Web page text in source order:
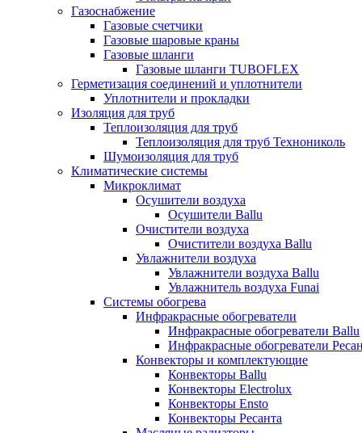
Газоснабжение
Газовые счетчики
Газовые шаровые краны
Газовые шланги
Газовые шланги TUBOFLEX
Герметизация соединений и уплотнители
Уплотнители и прокладки
Изоляция для труб
Теплоизоляция для труб
Теплоизоляция для труб Технониколь
Шумоизоляция для труб
Климатические системы
Микроклимат
Осушители воздуха
Осушители Ballu
Очистители воздуха
Очистители воздуха Ballu
Увлажнители воздуха
Увлажнители воздуха Ballu
Увлажнитель воздуха Funai
Системы обогрева
Инфракрасные обогреватели
Инфракрасные обогреватели Ballu
Инфракрасные обогреватели
Конвекторы и комплектующие
Конвекторы Ballu
Конвекторы Electrolux
Конвекторы Ensto
Конвекторы Ресанта